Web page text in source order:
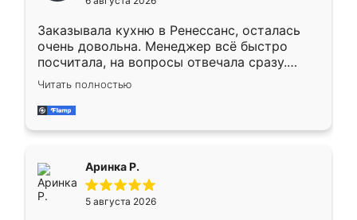
мебели буду заказывать только здесь.
Заказывала кухню в Ренессанс, осталась
очень довольна. Менеджер всё быстро
посчитала, на вопросы отвечала сразу.
Замерщик приехал в субботу, подошёл к
делу со всей ответственностью. Собрали
за день, ребята работали аккуратно, даже
Читать полностью
Аринка Р.
5 августа 2026